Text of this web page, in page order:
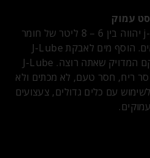
עמוק
בקבוק אחד של אבקת j-lube יהווה בין 6 – 8 ליטר של חומר
סיכה סופר חלקלק מסיס במים. הוסף מים לאבקת J-Lube
המרוכזת כדי ליצור את המרקם המדויק שאתה רוצה. J-Lube
ריח, חסר טעם, לא מכתים ולא
עם כלים גדולים, צעצועים